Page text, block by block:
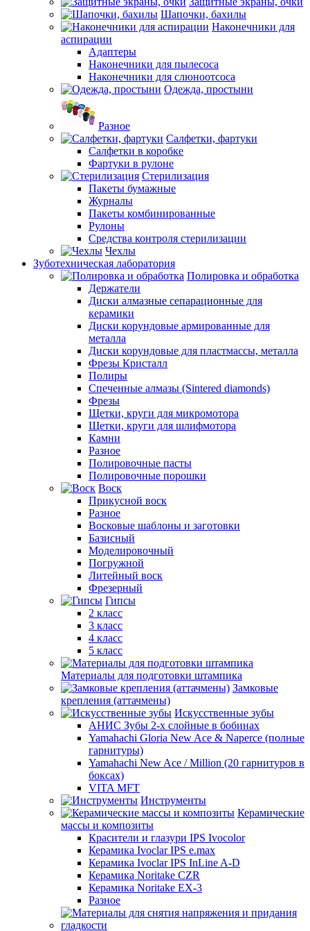
Шапочки, бахилы
Наконечники для
аспирации
Адаптеры
Наконечники для пылесоса
Наконечники для слюноотсоса
Одежда, простыни
Разное
Салфетки, фартуки
Салфетки в коробке
Фартуки в рулоне
Стерилизация
Пакеты бумажные
Журналы
Пакеты комбинированные
Рулоны
Средства контроля стерилизации
Чехлы
Зуботехническая лаборатория
Полировка и обработка
Держатели
Диски алмазные сепарационные для
керамики
Диски корундовые армированные для
металла
Диски корундовые для пластмассы, металла
Фрезы Кристалл
Полиры
Спеченные алмазы (Sintered diamonds)
Фрезы
Щетки, круги для микромотора
Щетки, круги для шлифмотора
Камни
Разное
Полировочные пасты
Полировочные порошки
Воск
Прикусной воск
Разное
Восковые шаблоны и заготовки
Базисный
Моделировочный
Погружной
Литейный воск
Фрезерный
Гипсы
2 класс
3 класс
4 класс
5 класс
Материалы для подготовки штампика
Замковые
крепления (аттачмены)
Искусственные зубы
АНИС Зубы 2-х слойные в бобинах
Yamahachi Gloria New Ace & Naperce (полные
гарнитуры)
Yamahachi New Ace / Million (20 гарнитуров в
боксах)
VITA MFT
Инструменты
Керамические
массы и композиты
Красители и глазури IPS Ivocolor
Керамика Ivoclar IPS e.max
Керамика Ivoclar IPS InLine A-D
Керамика Noritake CZR
Керамика Noritake EX-3
Разное